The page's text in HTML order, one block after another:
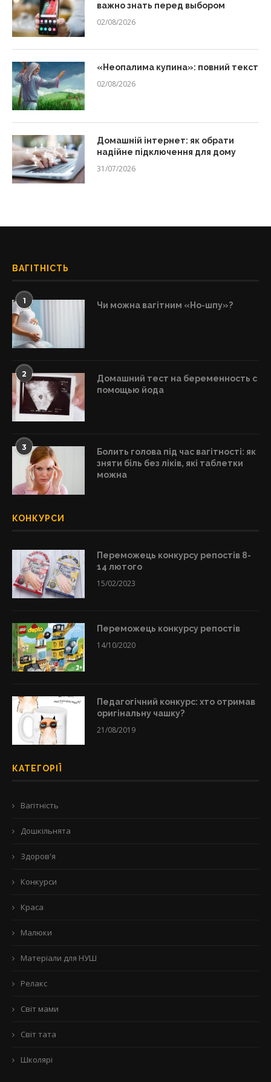
важно знать перед выбором
02/08/2026
«Неопалима купина»: повний текст
02/08/2026
Домашній інтернет: як обрати
надійне підключення для дому
31/07/2026
ВАГІТНІСТЬ
1 Чи можна вагітним «Но-шпу»?
2
Домашний тест на беременность с
помощью йода
3
Болить голова під час вагітності: як
зняти біль без ліків, які таблетки
можна
КОНКУРСИ
Переможець конкурсу репостів 8-
14 лютого
15/02/2023
Переможець конкурсу репостів
14/10/2020
Педагогічний конкурс: хто отримав
оригінальну чашку?
21/08/2019
КАТЕГОРІЇ
Вагітність
Дошкільнята
Здоров'я
Конкурси
Краса
Малюки
Матеріали для НУШ
Релакс
Світ мами
Світ тата
Школярі